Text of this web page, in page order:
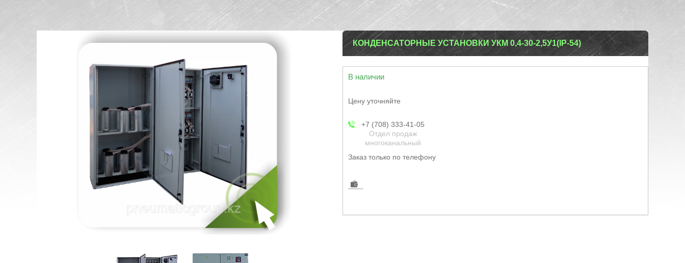
КОНДЕНСАТОРНЫЕ УСТАНОВКИ УКМ 0,4-30-2,5У1(IP-54)
В наличии
Цену уточняйте
+7 (708) 333-41-05
Отдел продаж
многоканальный
Заказ только по телефону